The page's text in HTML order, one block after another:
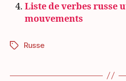
Liste de verbes russe
mouvements
Étiquettes
Russe